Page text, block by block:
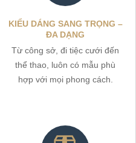
KIỂU DÁNG SANG TRỌNG –
ĐA DẠNG
Từ công sở, đi tiệc cưới đến
thể thao, luôn có mẫu phù
hợp với mọi phong cách.